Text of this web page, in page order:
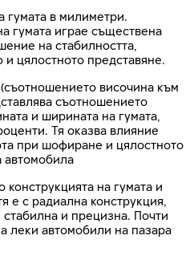
гумата в милиметри.
гумата играе съществена
на стабилността,
и цялостното представяне.
височина към
съотношението
и ширината на гумата,
Тя оказва влияние
при шофиране и цялостното
автомобила
конструкцията на гумата и
е с радиална конструкция,
стабилна и прецизна. Почти
леки автомобили на пазара